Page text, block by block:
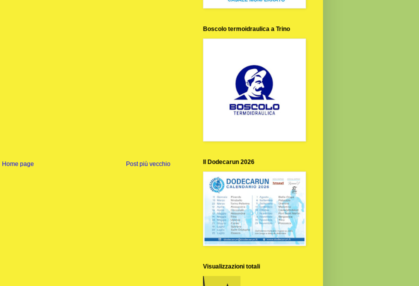
Post più vecchio
Home page
Boscolo termoidraulica a Trino
Il Dodecarun 2026
Visualizzazioni totali